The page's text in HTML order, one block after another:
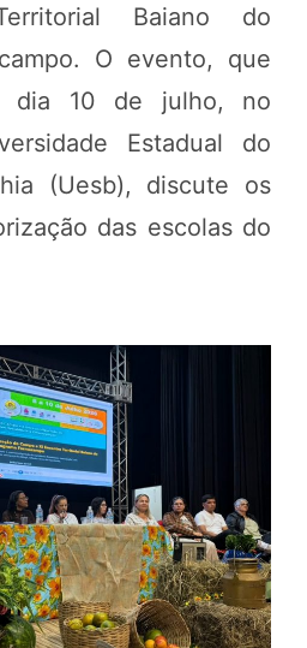
Baiano do
O evento, que
dia 10 de julho, no
Estadual do
(Uesb), discute os
das escolas do